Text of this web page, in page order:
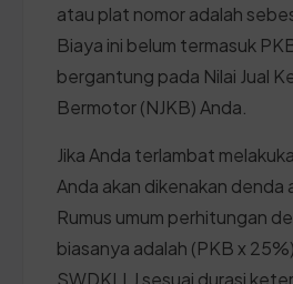
atau plat nomor adalah
Biaya ini belum termasuk
bergantung pada Nilai Jual
Bermotor (NJKB) Anda.
Jika Anda terlambat
Anda akan dikenakan denda
Rumus umum perhitungan
biasanya adalah (PKB x
SWDKLLJ sesuai durasi